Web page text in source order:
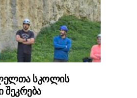
ᲡᲙᲝᲚᲘᲡ
ᲨᲔᲙᲠᲔᲑᲐ